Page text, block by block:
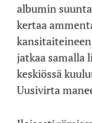
albumin
kertaa
jatkaa samalla
keskiössä
Uusivirta